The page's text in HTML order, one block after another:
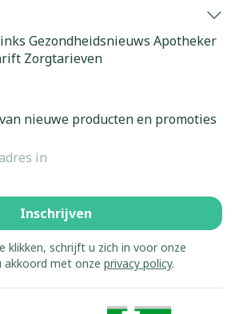
Gezondheidsnieuws Apotheker
Zorgtarieven
nieuwe producten en promoties
Inschrijven
klikken, schrijft u zich in voor onze
akkoord met onze privacy policy.